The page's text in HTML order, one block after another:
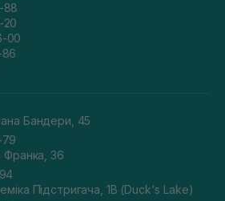
88
20
00
Бандери, 45
Франка, 36
Підстригача, 1В (Duck's Lake)